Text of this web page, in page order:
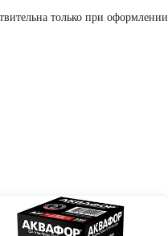
только при оформлении